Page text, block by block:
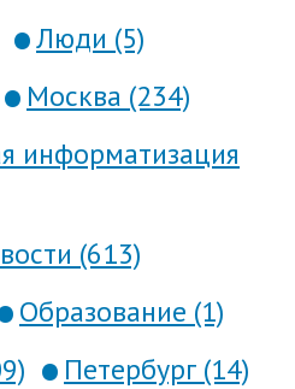
Люди (5)
Москва (234)
информатизация
(613)
Образование (1)
Петербург (14)